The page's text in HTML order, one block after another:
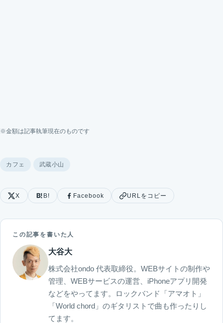
※金額は記事執筆現在のものです
カフェ 武蔵小山
X B! Facebook URLをコピー
この記事を書いた人
大谷大
株式会社ondo 代表取締役。WEBサイトの制作や
管理、WEBサービスの運営、iPhoneアプリ開発
などをやってます。ロックバンド「アマオト」
「World chord」のギタリストで曲も作ったりし
てます。